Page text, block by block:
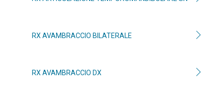
RX AVAMBRACCIO BILATERALE
RX AVAMBRACCIO DX